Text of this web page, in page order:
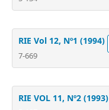
RIE Vol 12, Nº1 (1994)
7-669
RIE VOL 11, Nº2 (1993)